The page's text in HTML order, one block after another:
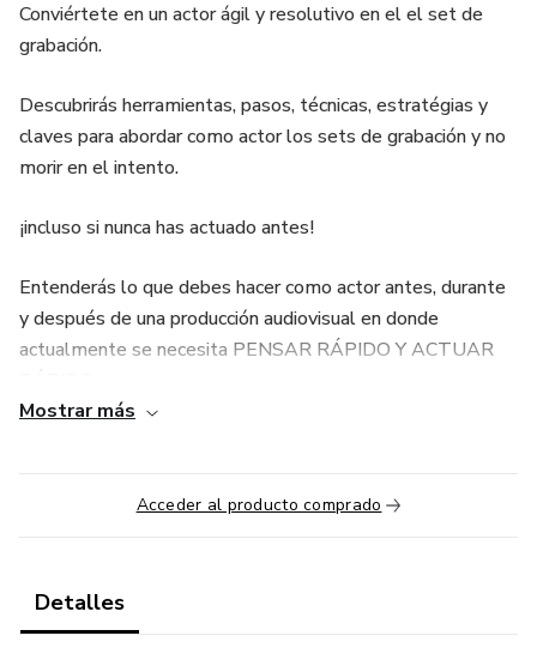
Conviértete en un actor ágil y resolutivo en el el set de
grabación.
Descubrirás herramientas, pasos, técnicas, estratégias y
claves para abordar como actor los sets de grabación y no
morir en el intento.
¡incluso si nunca has actuado antes!
Entenderás lo que debes hacer como actor antes, durante
y después de una producción audiovisual en donde
actualmente se necesita PENSAR RÁPIDO Y ACTUAR
de forma increíble un personaje, tengo para ti ejercicios que
desarrollarán cada aspecto actoral para que puedas ser
más ágil en el set , bonus exclusivos, tips imperdibles y
Tengo 20 años en el medio artístico y escribí el libro
Mostrar más
Acceder al producto comprado
Detalles